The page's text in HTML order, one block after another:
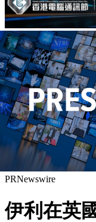
PRNewswire
伊利在英